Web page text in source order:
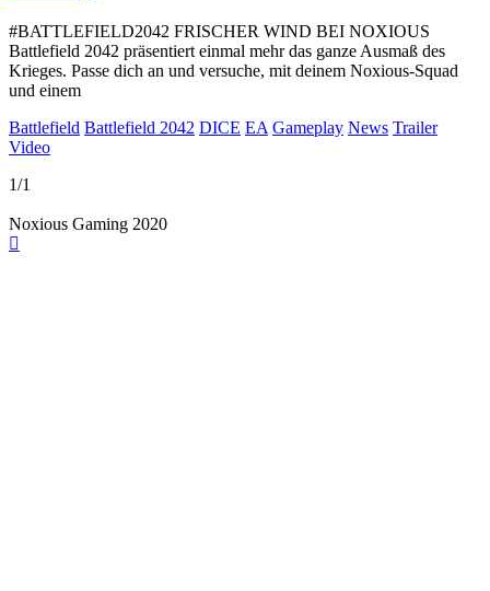
#BATTLEFIELD2042 FRISCHER WIND BEI NOXIOUS
Battlefield 2042 präsentiert einmal mehr das ganze Ausmaß des
Krieges. Passe dich an und versuche, mit deinem Noxious-Squad
und einem
Battlefield Battlefield 2042 DICE EA Gameplay News Trailer
Video
1/1
Noxious Gaming 2020